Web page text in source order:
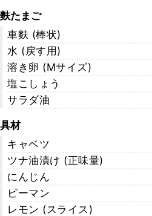
麩たまご
車麩 (棒状)
水 (戻す用)
溶き卵 (Ⅿサイズ)
塩こしょう
サラダ油
具材
キャベツ
ツナ油漬け (正味量)
にんじん
ピーマン
レモン (スライス)